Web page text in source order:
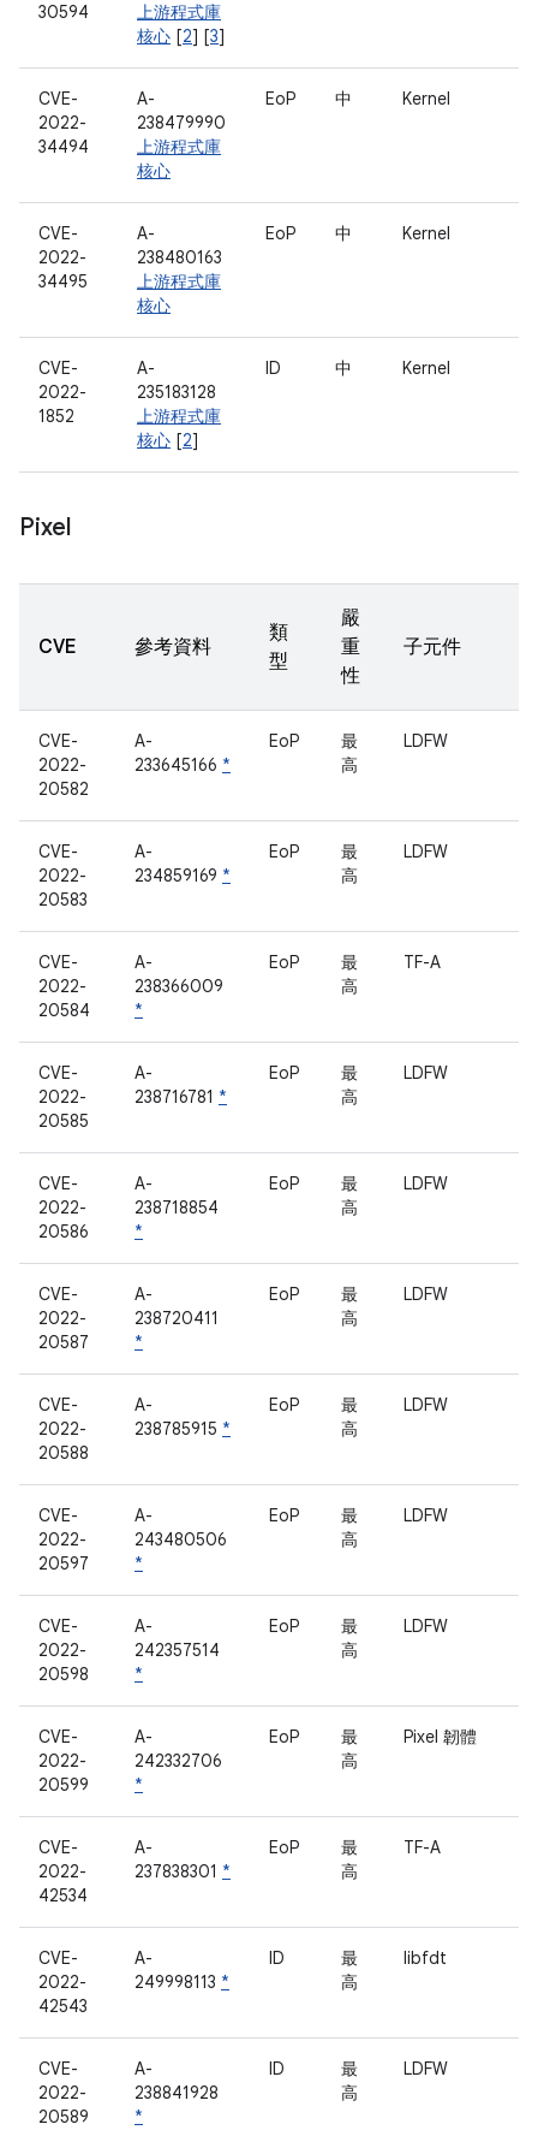
30594
上游程式庫
核心 [2] [3]
CVE-
2022-
34494
A-
238479990
上游程式庫
核心
EoP 中 Kernel
CVE-
2022-
34495
A-
238480163
上游程式庫
核心
EoP 中 Kernel
CVE-
2022-
1852
A-
235183128
上游程式庫
核心 [2]
ID 中 Kernel
Pixel
CVE 參考資料
類
型
嚴
重
性
子元件
CVE-
2022-
20582
A-
233645166 *
EoP
最
高
LDFW
CVE-
2022-
20583
A-
234859169 *
EoP
最
高
LDFW
CVE-
2022-
20584
A-
238366009
*
EoP
最
高
TF-A
CVE-
2022-
20585
A-
238716781 *
EoP
最
高
LDFW
CVE-
2022-
20586
A-
238718854
*
EoP
最
高
LDFW
CVE-
2022-
20587
A-
238720411
*
EoP
最
高
LDFW
CVE-
2022-
20588
A-
238785915 *
EoP
最
高
LDFW
CVE-
2022-
20597
A-
243480506
*
EoP
最
高
LDFW
CVE-
2022-
20598
A-
242357514
*
EoP
最
高
LDFW
CVE-
2022-
20599
A-
242332706
*
EoP
最
高
Pixel 韌體
CVE-
2022-
42534
A-
237838301 *
EoP
最
高
TF-A
CVE-
2022-
42543
A-
249998113 *
ID
最
高
libfdt
CVE-
2022-
20589
A-
238841928
*
ID
最
高
LDFW